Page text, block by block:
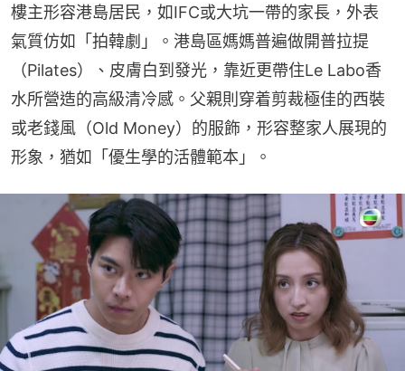
樓主形容港島居民，如IFC或大坑一帶的家長，外表
氣質仿如「拍韓劇」。港島區媽媽普遍做開普拉提
（Pilates）、皮膚白到發光，靠近更帶住Le Labo香
水所營造的高級清冷感。父親則穿着剪裁極佳的西裝
或老錢風（Old Money）的服飾，形容整家人展現的
形象，猶如「優生學的活體範本」。